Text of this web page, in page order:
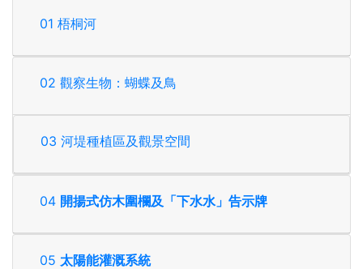
01 梧桐河
02 觀察生物：蝴蝶及鳥
03 河堤種植區及觀景空間
04 開揚式仿木圍欄及「下水水」告示牌
05 太陽能灌溉系統